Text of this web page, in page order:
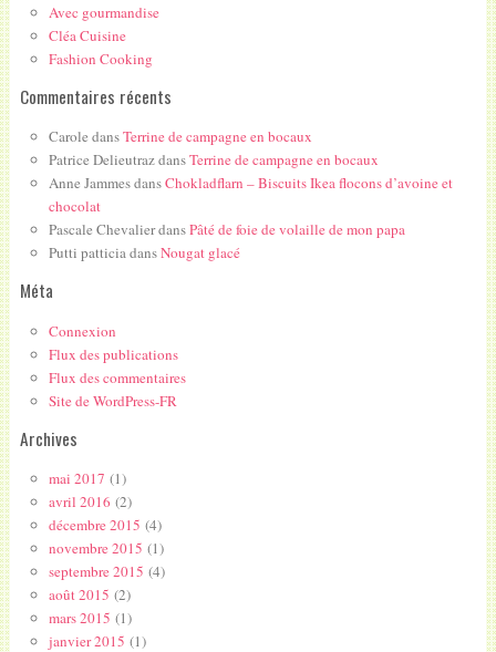
Avec gourmandise
Cléa Cuisine
Fashion Cooking
Commentaires récents
Carole dansTerrine de campagne en bocaux
Patrice DelieutrazdansTerrine de campagne en bocaux
Anne JammesdansChokladflarn – Biscuits Ikea flocons d’avoine et
chocolat
Pascale ChevalierdansPâté de foie de volaille de mon papa
Putti patticiadansNougat glacé
Méta
Connexion
Flux des publications
Flux des commentaires
Site de WordPress-FR
Archives
mai 2017 (1)
avril 2016 (2)
décembre 2015 (4)
novembre 2015 (1)
septembre 2015 (4)
août 2015 (2)
mars 2015 (1)
janvier 2015 (1)